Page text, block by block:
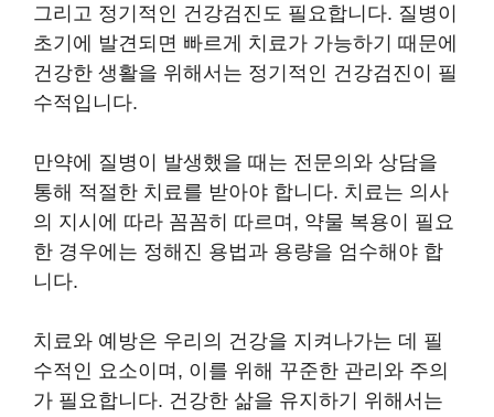
그리고 정기적인 건강검진도 필요합니다. 질병이
초기에 발견되면 빠르게 치료가 가능하기 때문에
건강한 생활을 위해서는 정기적인 건강검진이 필
수적입니다.
만약에 질병이 발생했을 때는 전문의와 상담을
통해 적절한 치료를 받아야 합니다. 치료는 의사
의 지시에 따라 꼼꼼히 따르며, 약물 복용이 필요
한 경우에는 정해진 용법과 용량을 엄수해야 합
니다.
치료와 예방은 우리의 건강을 지켜나가는 데 필
수적인 요소이며, 이를 위해 꾸준한 관리와 주의
가 필요합니다. 건강한 삶을 유지하기 위해서는